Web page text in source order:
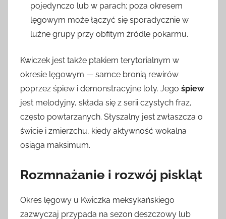
pojedynczo lub w parach; poza okresem
lęgowym może łączyć się sporadycznie w
luźne grupy przy obfitym źródle pokarmu.
Kwiczek jest także ptakiem terytorialnym w
okresie lęgowym — samce bronią rewirów
poprzez śpiew i demonstracyjne loty. Jego śpiew
jest melodyjny, składa się z serii czystych fraz,
często powtarzanych. Słyszalny jest zwłaszcza o
świcie i zmierzchu, kiedy aktywność wokalna
osiąga maksimum.
Rozmnażanie i rozwój piskląt
Okres lęgowy u Kwiczka meksykańskiego
zazwyczaj przypada na sezon deszczowy lub